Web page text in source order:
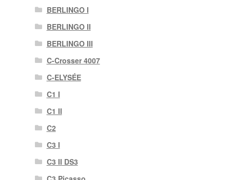
BERLINGO I
BERLINGO II
BERLINGO III
C-Crosser 4007
C-ELYSÉE
C1 I
C1 II
C2
C3 I
C3 II DS3